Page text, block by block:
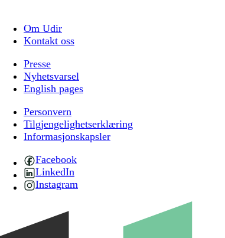
Om Udir
Kontakt oss
Presse
Nyhetsvarsel
English pages
Personvern
Tilgjengelighetserklæring
Informasjonskapsler
Facebook
LinkedIn
Instagram